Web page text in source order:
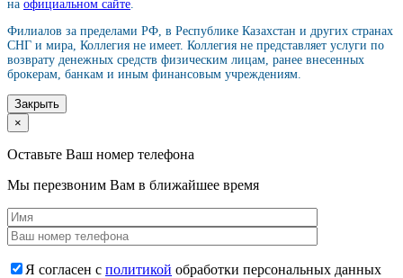
на официальном сайте
Филиалов за пределами РФ, в Республике Казахстан и других странах
СНГ и мира, Коллегия не имеет. Коллегия не представляет услуги по
возврату денежных средств физическим лицам, ранее внесенных
брокерам, банкам и иным финансовым учреждениям.
Закрыть
×
Оставьте Ваш номер телефона
Мы перезвоним Вам в ближайшее время
Я согласен с политикой обработки персональных данных